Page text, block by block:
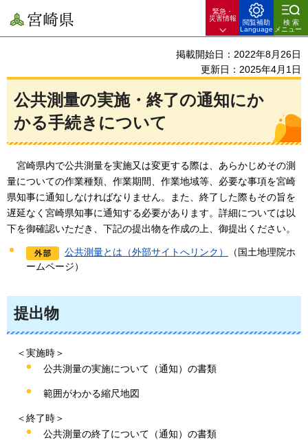
宮崎県
緊急・
災害情報
閲覧補助
Language
検索
メニュー
掲載開始日：2022年8月26日
更新日：2025年4月1日
公共測量の実施・終了の通知にか
かる手続きについて
宮崎県内で公共測量を実施又は変更する際は、あらかじめその測
量についての作業種類、作業期間、作業地域等、必要な事項を宮崎
県知事に通知しなければなりません。また、終了した際もその旨を
遅延なく宮崎県知事に通知する必要があります。詳細については以
下を御確認いただき、下記の提出物を作成の上、御提出ください。
公共測量とは（外部サイトへリンク）
（国土地理院ホ
ームページ）
提出物
＜実施時＞
公共測量の実施について（通知）の書類
範囲がわかる縮尺地図
＜終了時＞
公共測量の終了について（通知）の書類